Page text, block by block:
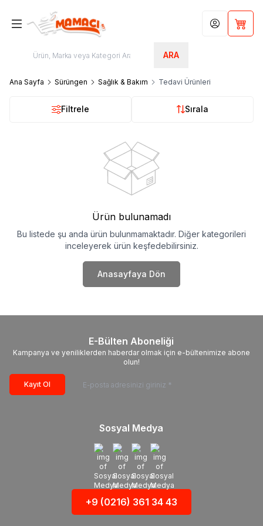
ARA
Hesabım
Ana Sayfa Sürüngen Sağlık & Bakım Tedavi Ürünleri
Filtrele Sırala
Ürün bulunamadı
Bu listede şu anda ürün bulunmamaktadır. Diğer kategorileri
inceleyerek ürün keşfedebilirsiniz.
Anasayfaya Dön
E-Bülten Aboneliği
Kampanya ve yeniliklerden haberdar olmak için e-bültenimize abone
olun!
Kayıt Ol
Sosyal Medya
+9 (0216) 361 34 43